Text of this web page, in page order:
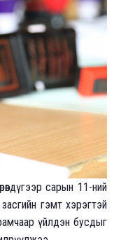
сарын 11-ний
гэмт хэрэгтэй
үйлдэн бусдыг